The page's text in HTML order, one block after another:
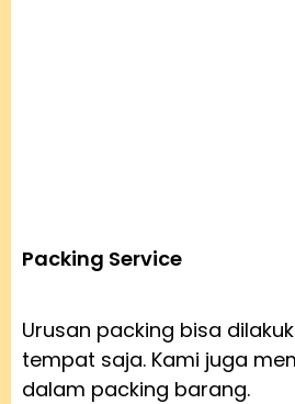
Packing Service
Urusan packing bisa
tempat saja. Kami juga
dalam packing barang.